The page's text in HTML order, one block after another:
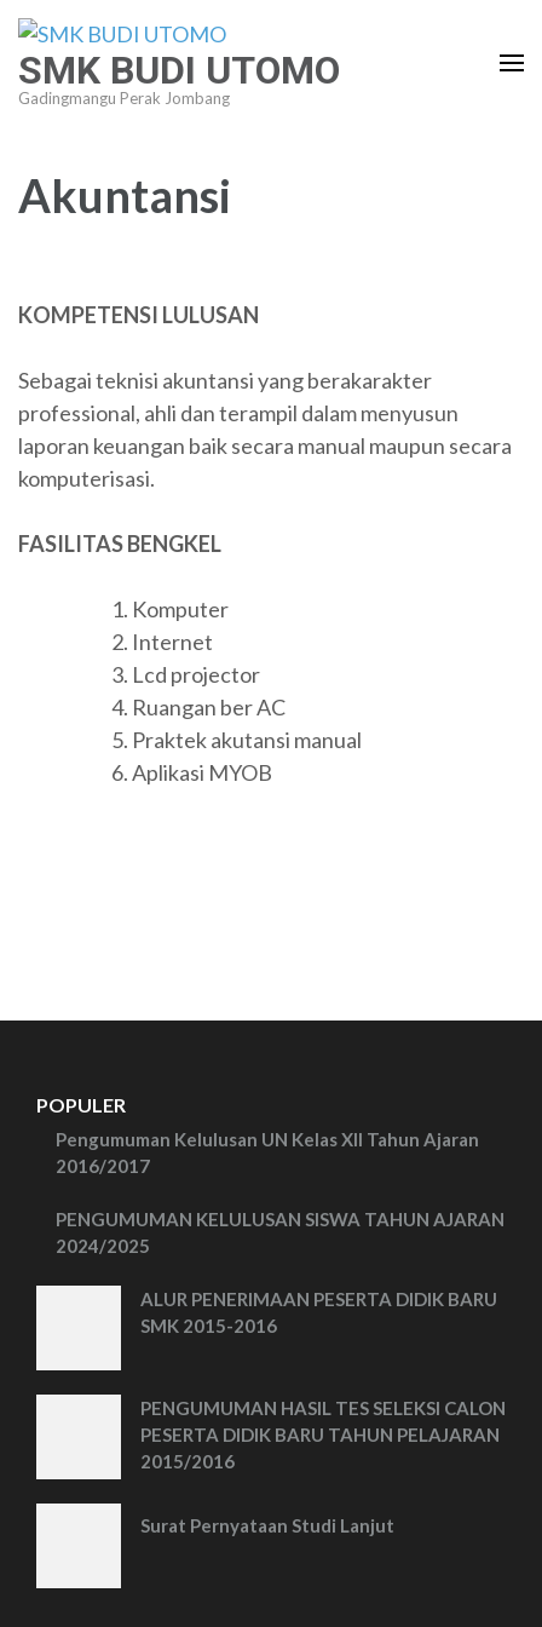
Lompat
konten
(Tekan
SMK BUDI UTOMO
Gadingmangu Perak Jombang
Akuntansi
KOMPETENSI LULUSAN
Sebagai teknisi akuntansi yang berakarakter
professional, ahli dan terampil dalam menyusun
laporan keuangan baik secara manual maupun secara
komputerisasi.
FASILITAS BENGKEL
Komputer
Internet
Lcd projector
Ruangan ber AC
Praktek akutansi manual
Aplikasi MYOB
POPULER
Pengumuman Kelulusan UN Kelas XII Tahun Ajaran
2016/2017
PENGUMUMAN KELULUSAN SISWA TAHUN AJARAN
2024/2025
ALUR PENERIMAAN PESERTA DIDIK BARU
SMK 2015-2016
PENGUMUMAN HASIL TES SELEKSI CALON
PESERTA DIDIK BARU TAHUN PELAJARAN
2015/2016
Surat Pernyataan Studi Lanjut